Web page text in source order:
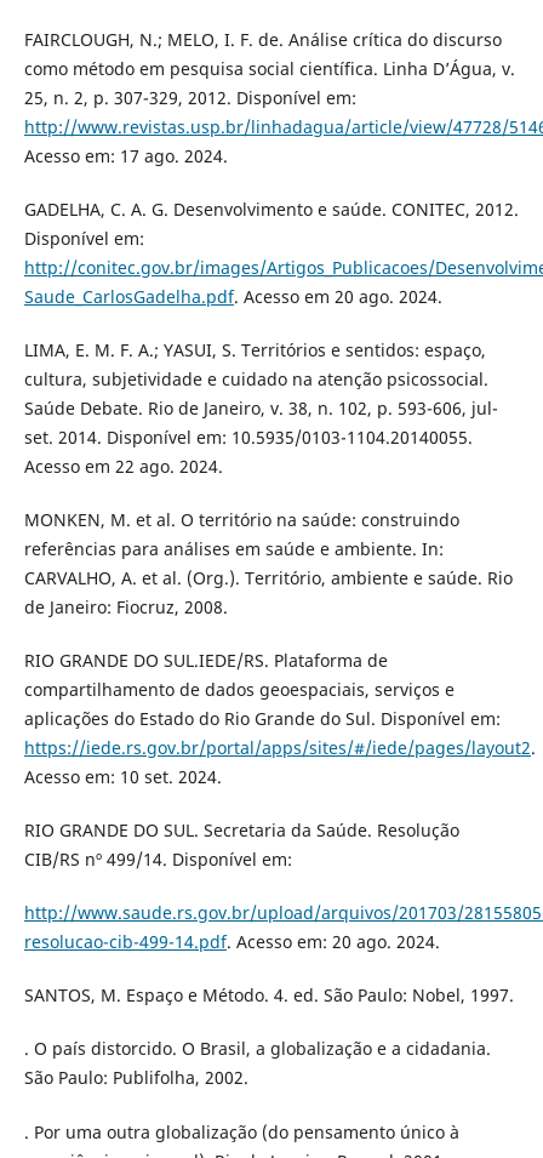
FAIRCLOUGH, N.; MELO, I. F. de. Análise crítica do discurso
como método em pesquisa social científica. Linha D’Água, v.
25, n. 2, p. 307-329, 2012. Disponível em:
http://www.revistas.usp.br/linhadagua/article/view/47728/
Acesso em: 17 ago. 2024.
GADELHA, C. A. G. Desenvolvimento e saúde. CONITEC, 2012.
Disponível em:
http://conitec.gov.br/images/Artigos_Publicacoes/
Saude_CarlosGadelha.pdf. Acesso em 20 ago. 2024.
LIMA, E. M. F. A.; YASUI, S. Territórios e sentidos: espaço,
cultura, subjetividade e cuidado na atenção psicossocial.
Saúde Debate. Rio de Janeiro, v. 38, n. 102, p. 593-606, jul-
set. 2014. Disponível em: 10.5935/0103-1104.20140055.
Acesso em 22 ago. 2024.
MONKEN, M. et al. O território na saúde: construindo
referências para análises em saúde e ambiente. In:
CARVALHO, A. et al. (Org.). Território, ambiente e saúde. Rio
de Janeiro: Fiocruz, 2008.
RIO GRANDE DO SUL.IEDE/RS. Plataforma de
compartilhamento de dados geoespaciais, serviços e
aplicações do Estado do Rio Grande do Sul. Disponível em:
https://iede.rs.gov.br/portal/apps/sites/#/iede/pages/layout2.
Acesso em: 10 set. 2024.
RIO GRANDE DO SUL. Secretaria da Saúde. Resolução
CIB/RS nº 499/14. Disponível em:
http://www.saude.rs.gov.br/upload/arquivos/201703/
resolucao-cib-499-14.pdf. Acesso em: 20 ago. 2024.
SANTOS, M. Espaço e Método. 4. ed. São Paulo: Nobel, 1997.
. O país distorcido. O Brasil, a globalização e a cidadania.
São Paulo: Publifolha, 2002.
. Por uma outra globalização (do pensamento único à